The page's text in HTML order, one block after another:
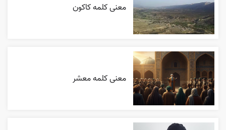
معنی کلمه کاکون
معنی کلمه معشر